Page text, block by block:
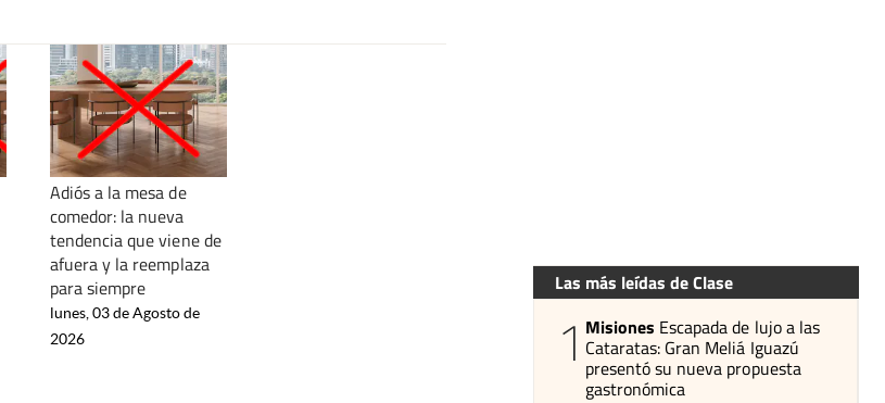
Adiós a la mesa de
comedor: la nueva
tendencia que viene de
afuera y la reemplaza
para siempre
lunes, 03 de Agosto de
2026
Las más leídas de Clase
1 Misiones Escapada de lujo a las
Cataratas: Gran Meliá Iguazú
presentó su nueva propuesta
gastronómica